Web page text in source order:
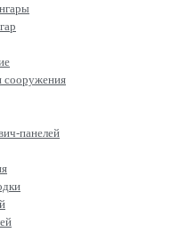
сооружения
панелей